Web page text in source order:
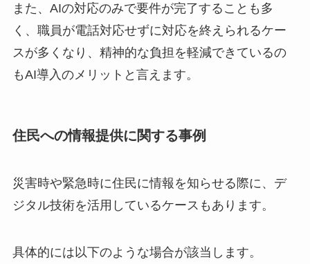
また、AIの対応のみで要件が完了することも多
く、職員が電話対応せずに対応を終えられるケー
スが多くなり、精神的な負担を軽減できているの
もAI導入のメリットと言えます。
住民への情報提供に関する事例
災害時や緊急時に住民に情報を知らせる際に、デ
ジタル技術を活用しているケースもあります。
具体的には以下のような場合が該当します。